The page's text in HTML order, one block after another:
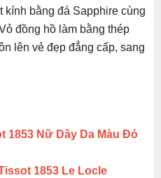
kính bằng đá Sapphire cùng
đồng hồ làm bằng thép
lên vẻ đẹp đẳng cấp, sang
1853 Nữ Dây Da Màu Đỏ
1853 Le Locle